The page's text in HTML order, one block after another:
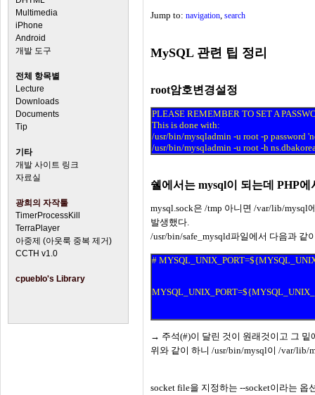
Multimedia
iPhone
Android
개발 도구
전체 항목별
Lecture
Downloads
Documents
Tip
기타
개발 사이트 링크
자료실
광희의 자작툴
TimerProcessKill
TerraPlayer
아중제 (아웃룩 중복 제거)
CCTH v1.0
cpueblo's Library
Jump to: navigation search
MySQL 관련 팁 정리
root암호변경설정
PLEASE REMEMBER TO SET A
This is done with:
/usr/bin/mysqladmin -u root -p password
/usr/bin/mysqladmin -u root -h
쉘에서는 mysql이 되는데 PHP
mysql.sock은 /tmp 아니면 /var/lib/mysql
발생했다.
/usr/bin/safe_mysqld파일에서 다음과 같
#
→ 주석(#)이 달린 것이 원래것이고 그
위와 같이 하니 /usr/bin/mysql이 /var/lib/
socket file을 지정하는 --socket이라는 옵